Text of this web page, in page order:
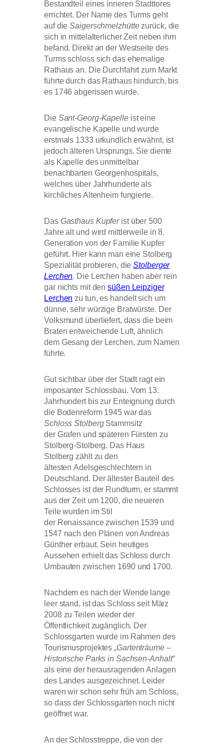
Bestandteil eines inneren Stadttores
errichtet. Der Name des Turms geht
auf dieSaigerschmelzhüttezurück, die
sich in mittelalterlicher Zeit neben ihm
befand. Direkt an der Westseite des
Turms schloss sich das ehemalige
Rathaus an. Die Durchfahrt zum Markt
führte durch das Rathaus hindurch, bis
es 1746 abgerissen wurde.
Die Sant-Georg-Kapelleist eine
evangelische Kapelle und wurde
erstmals 1333 urkundlich erwähnt, ist
jedoch älteren Ursprungs. Sie diente
als Kapelle des unmittelbar
benachbarten Georgenhospitals,
welches über Jahrhunderte als
kirchliches Altenheim fungierte.
Das Gasthaus Kupferist über 500
Jahre alt und wird mittlerweile in 8.
Generation von der Familie Kupfer
geführt. Hier kann man eine Stolberg
Spezialität probieren, dieStolberger
Lerchen. Die Lerchen haben aber rein
gar nichts mit densüßen Leipziger
Lerchen zu tun, es handelt sich um
dünne, sehr würzige Bratwürste. Der
Volksmund überliefert, dass die beim
Braten entweichende Luft, ähnlich
dem Gesang der Lerchen, zum Namen
führte.
Gut sichtbar über der Stadt ragt ein
imposanter Schlossbau. Vom 13.
Jahrhundert bis zur Enteignung durch
die Bodenreform 1945 war das
Schloss StolbergStammsitz
der Grafen und späteren Fürsten zu
Stolberg-Stolberg. Das Haus
Stolberg zählt zu den
ältesten Adelsgeschlechtern in
Deutschland. Der ältester Bauteil des
Schlosses ist der Rundturm, er stammt
aus der Zeit um 1200, die neueren
Teile wurden im Stil
der Renaissance zwischen 1539 und
1547 nach den Plänen von Andreas
Günther erbaut. Sein heutiges
Aussehen erhielt das Schloss durch
Umbauten zwischen 1690 und 1700.
Nachdem es nach der Wende lange
leer stand, ist das Schloss seit März
2008 zu Teilen wieder der
Öffentlichkeit zugänglich. Der
Schlossgarten wurde im Rahmen des
Tourismusprojektes„Gartenträume –
Historische Parks in Sachsen-Anhalt“
als eine der herausragenden Anlagen
des Landes ausgezeichnet. Leider
waren wir schon sehr früh am Schloss,
so dass der Schlossgarten noch nicht
geöffnet war.
An der Schlosstreppe, die von der